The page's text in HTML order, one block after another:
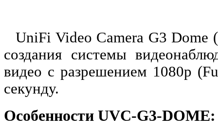
UniFi Video Camera G3 Dome (
создания системы
видео с разрешением 1080р
секунду.
Особенности UVC-G3-DOME: